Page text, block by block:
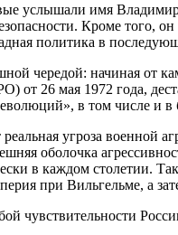
услышали имя
Кроме того,
политика в
чередой: начиная
от 26 мая 1972 года,
в том числе и
угроза военной
оболочка
в каждом столетии.
при Вильгельме, а